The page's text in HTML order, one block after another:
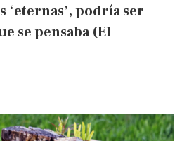
‘eternas’, podría ser
se pensaba (El